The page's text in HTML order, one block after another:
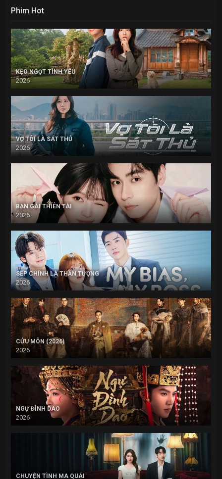
Phim Hot
KẸO NGỌT TÌNH YÊU
2026
VỢ TÔI LÀ SÁT THỦ
2026
BẠN GÁI THIÊN TÀI
2026
SẾP CHÍNH LÀ THẦN TƯỢNG
2026
CỬU MÔN (2026)
2026
NGỰ ĐÌNH DAO
2026
CHUYỆN TÌNH MA QUÁI